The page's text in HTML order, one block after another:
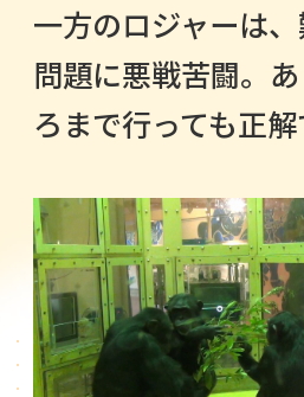
一方のロジャーは
問題に悪戦苦闘。
ろまで行っても正解